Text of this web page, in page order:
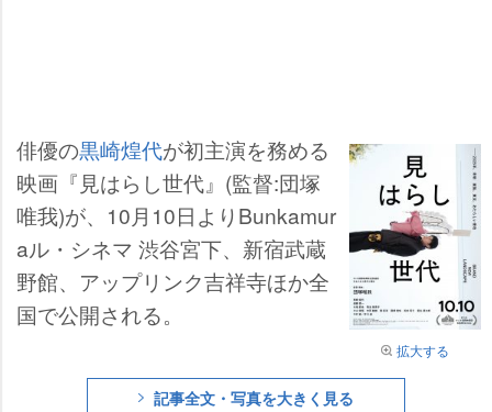
拡大する
俳優の黒崎煌代が初主演を務める
映画『見はらし世代』(監督:団塚
唯我)が、10月10日よりBunkamur
aル・シネマ 渋谷宮下、新宿武蔵
野館、アップリンク吉祥寺ほか全
国で公開される。
記事全文・写真を大きく見る